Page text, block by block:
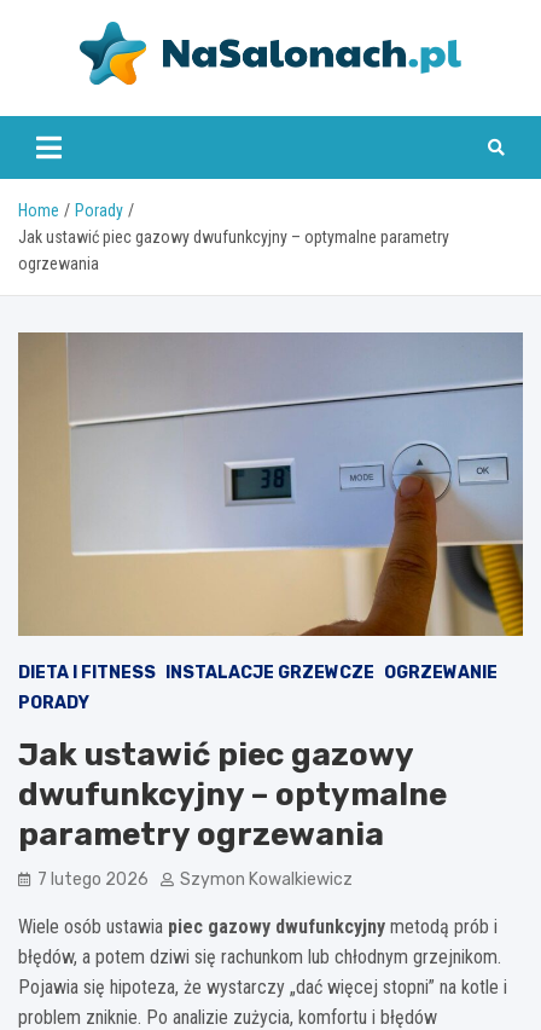
nasalonach.pl
Home
Porady
Jak ustawić piec gazowy dwufunkcyjny – optymalne parametry
ogrzewania
DIETA I FITNESS INSTALACJE GRZEWCZE OGRZEWANIE
PORADY
Jak ustawić piec gazowy
dwufunkcyjny – optymalne
parametry ogrzewania
7 lutego 2026 Szymon Kowalkiewicz
Wiele osób ustawia piec gazowy dwufunkcyjny metodą prób i
błędów, a potem dziwi się rachunkom lub chłodnym grzejnikom.
Pojawia się hipoteza, że wystarczy „dać więcej stopni” na kotle i
problem zniknie. Po analizie zużycia, komfortu i błędów